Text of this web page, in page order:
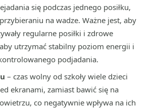
się podczas jednego posiłku,
na wadze. Ważne jest, aby
regularne posiłki i zdrowe
utrzymać stabilny poziom energii i
podjadania.
– czas wolny od szkoły wiele dzieci
ekranami, zamiast bawić się na
co negatywnie wpływa na ich